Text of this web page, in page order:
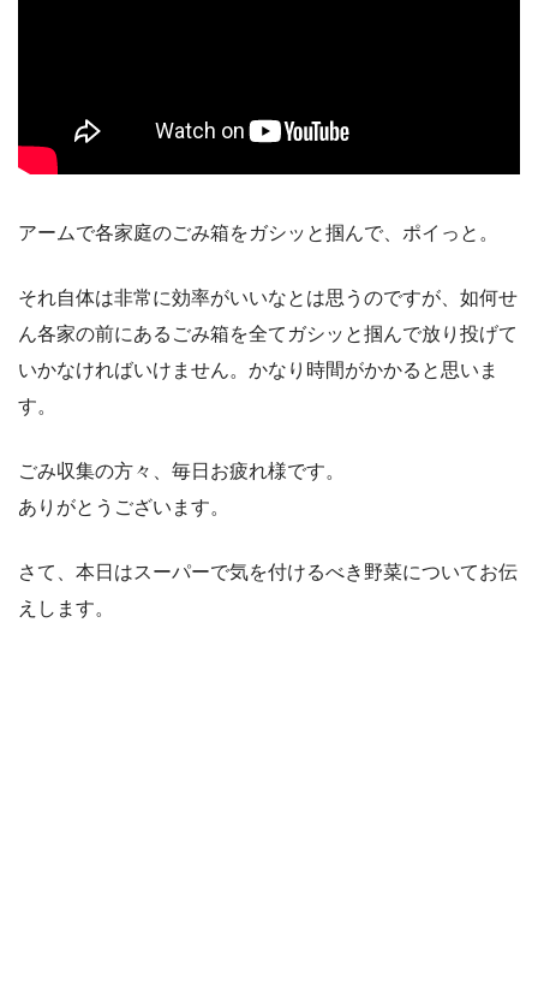
アームで各家庭のごみ箱をガシッと掴んで、ポイっと。
それ自体は非常に効率がいいなとは思うのですが、如何せ
ん各家の前にあるごみ箱を全てガシッと掴んで放り投げて
いかなければいけません。かなり時間がかかると思いま
す。
ごみ収集の方々、毎日お疲れ様です。
ありがとうございます。
さて、本日はスーパーで気を付けるべき野菜についてお伝
えします。